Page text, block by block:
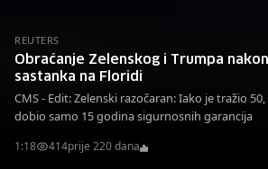
REUTERS
Obraćanje Zelenskog i Trumpa nakon
sastanka na Floridi
CMS - Edit: Zelenski razočaran: Iako je tražio
dobio samo 15 godina sigurnosnih garancija
1:18 414prije 220 dana